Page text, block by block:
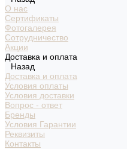
О нас
Сертификаты
Фотогалерея
Сотрудничество
Акции
Доставка и оплата
Назад
Доставка и оплата
Условия оплаты
Условия доставки
Вопрос - ответ
Бренды
Условия Гарантии
Реквизиты
Контакты